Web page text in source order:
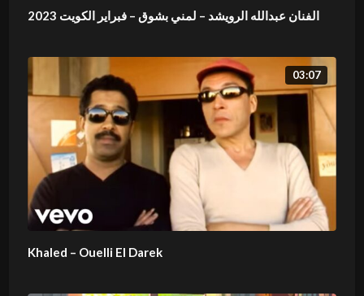
الفنان عبدالله الرويشد – لمني بشوق – فبراير الكويت 2023
03:07
Khaled – Ouelli El Darek